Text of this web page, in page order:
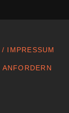
IMPRESSUM